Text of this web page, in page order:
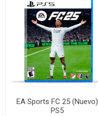
EA Sports FC 25 (Nuevo)
PS5